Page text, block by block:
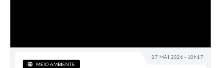
27 MAI 2026 - 10h17
MEIO AMBIENTE